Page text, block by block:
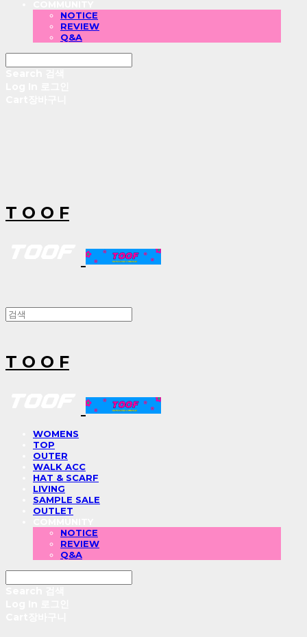
NOTICE
REVIEW
Q&A
T O O F
T O O F
WOMENS
TOP
OUTER
WALK ACC
HAT & SCARF
LIVING
SAMPLE SALE
OUTLET
NOTICE
REVIEW
Q&A